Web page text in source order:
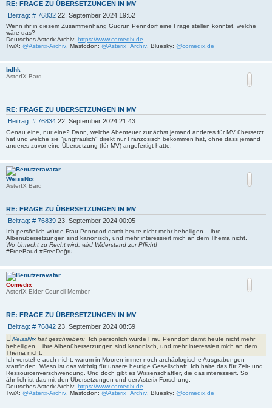
RE: FRAGE ZU ÜBERSETZUNGEN IN MV
Beitrag: # 76832B
t
r
22. September 2024 19:52
Wenn ihr in diesem Zusammenhang Gudrun Penndorf eine Frage stellen könntet, welche
wäre das?
Deutsches Asterix Archiv: https://www.comedix.de
TwiX: @Asterix-Archiv , Mastodon: @Asterix_Archiv , Bluesky: @comedix.de
bdhk
AsterIX Bard
RE: FRAGE ZU ÜBERSETZUNGEN IN MV
Beitrag: # 76834B
e
i
t
a
g
22. September 2024 21:43
Genau eine, nur eine? Dann, welche Abenteuer zunächst jemand anderes für MV übersetzt
hat und welche sie "jungfräulich" direkt nur Französisch bekommen hat, ohne dass jemand
anderes zuvor eine Übersetzung (für MV) angefertigt hatte.
WeissNix
AsterIX Bard
RE: FRAGE ZU ÜBERSETZUNGEN IN MV
Beitrag: # 76839B
i
t
r
23. September 2024 00:05
Ich persönlich würde Frau Penndorf damit heute nicht mehr behelligen... ihre
Albenübersetzungen sind kanonisch, und mehr interessiert mich an dem Thema nicht.
Wo Unrecht zu Recht wird, wird Widerstand zur Pflicht!
#FreeBaud #FreeDoğru
Comedix
AsterIX Elder Council Member
RE: FRAGE ZU ÜBERSETZUNGEN IN MV
Beitrag: # 76842B
e
i
r
a
g
23. September 2024 08:59
WeissNix hat geschrieben:
Ich persönlich würde Frau Penndorf damit heute nicht mehr
behelligen... ihre Albenübersetzungen sind kanonisch, und mehr interessiert mich an dem
Thema nicht.
Ich verstehe auch nicht, warum in Mooren immer noch archäologische Ausgrabungen
stattfinden. Wieso ist das wichtig für unsere heutige Gesellschaft. Ich halte das für Zeit- und
Ressourcenverschwendung. Und doch gibt es Wissenschaftler, die das interessiert. So
ähnlich ist das mit den Übersetzungen und der Asterix-Forschung.
Deutsches Asterix Archiv: https://www.comedix.de
TwiX: @Asterix-Archiv , Mastodon: @Asterix_Archiv , Bluesky: @comedix.de